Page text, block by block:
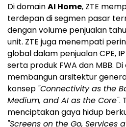
Di domainAI Home, ZTE
terdepan di segmen pasar
dengan volume penjualan
unit. ZTE juga menempati
global dalam penjualan CPE,
serta produk FWA dan MBB. Di
membangun arsitektur
konsep "Connectivity as the
Medium, and AI as the Core".
menciptakan gaya hidup
"Screens on the Go, Services